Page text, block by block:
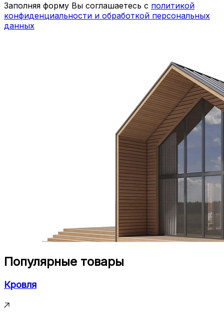
Заполняя форму Вы соглашаетесь с политикой
конфиденциальности и обработкой персональных
данных
Популярные товары
Кровля